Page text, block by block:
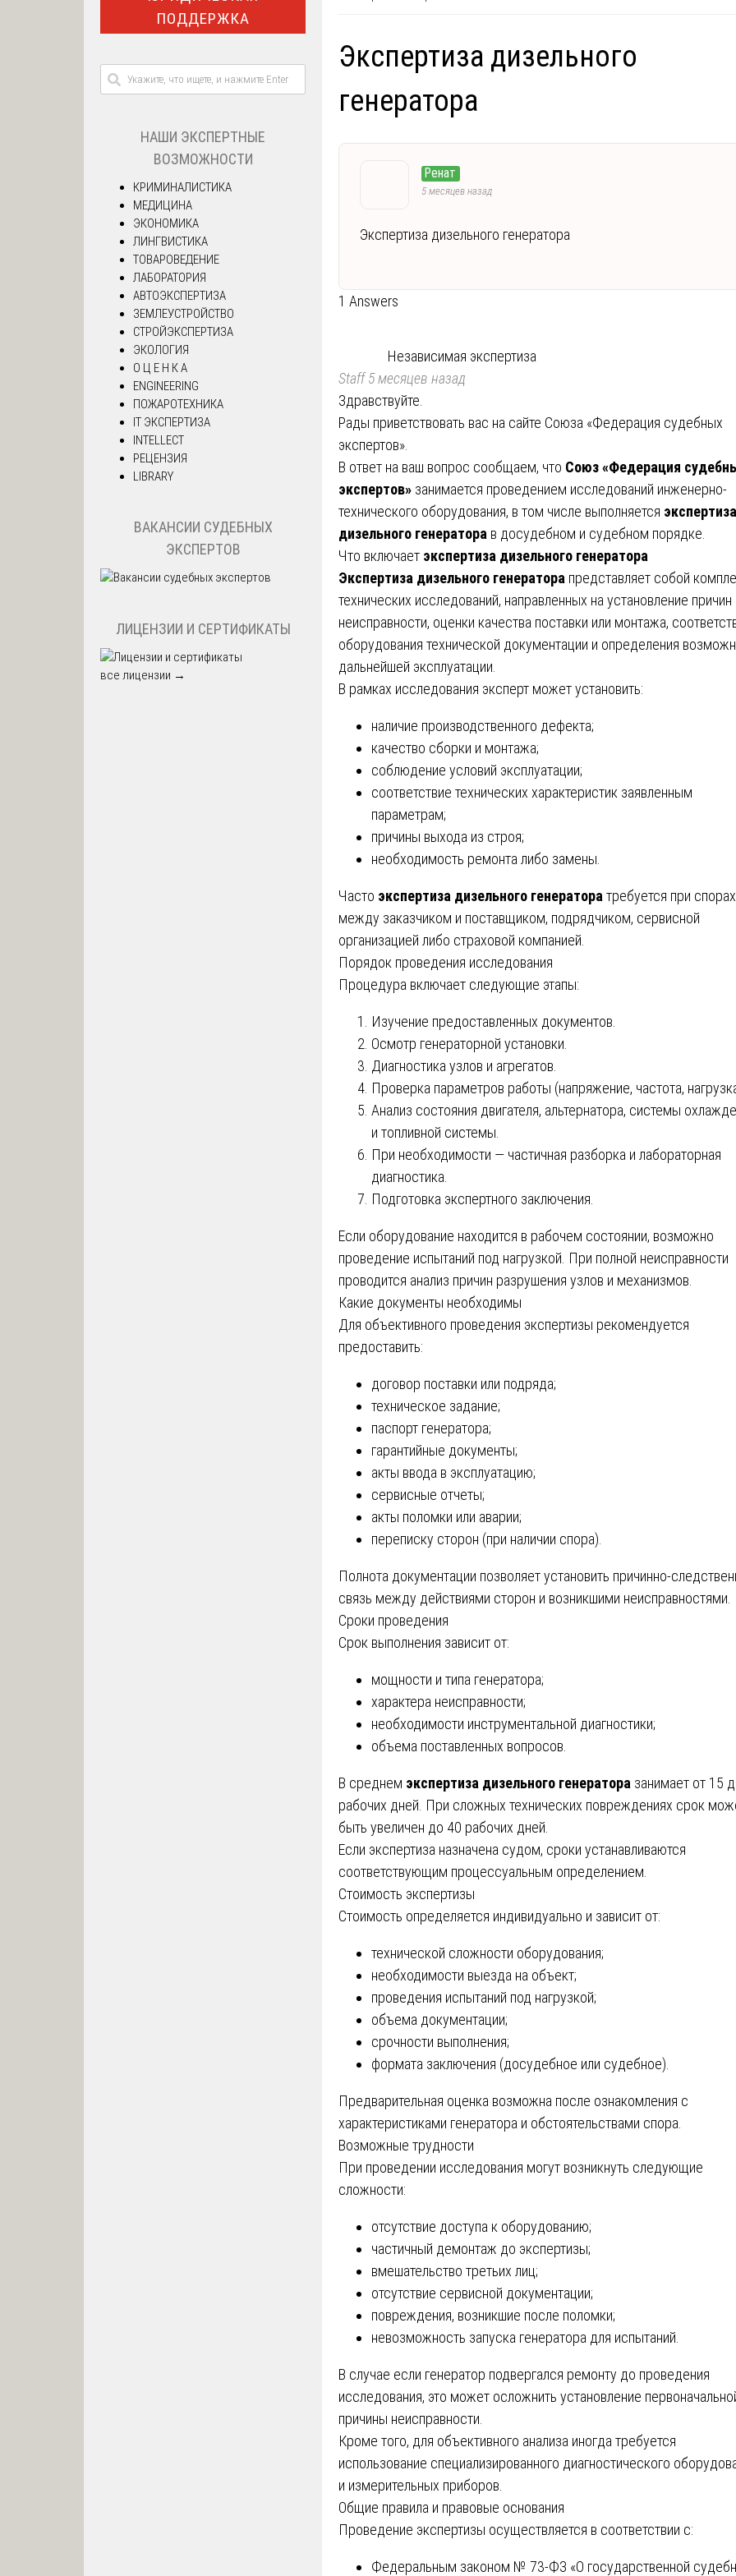
Экспертиза дизельного
генератора
Ренат
5 месяцев назад
Экспертиза дизельного генератора
1 Answers
Независимая экспертиза
Staff5 месяцев назад
Здравствуйте.
Рады приветствовать вас на сайте Союза «Федерация судебных
экспертов».
В ответ на ваш вопрос сообщаем, что Союз «Федерация
экспертов» занимается проведением исследований инженерно-
технического оборудования, в том числе выполняется экспертиза
дизельного генератора в досудебном и судебном порядке.
Что включает экспертиза дизельного генератора
Экспертиза дизельного генератора представляет собой
технических исследований, направленных на установление причин
неисправности, оценки качества поставки или монтажа,
оборудования технической документации и определения
дальнейшей эксплуатации.
В рамках исследования эксперт может установить:
наличие производственного дефекта;
качество сборки и монтажа;
соблюдение условий эксплуатации;
соответствие технических характеристик заявленным
параметрам;
причины выхода из строя;
необходимость ремонта либо замены.
Часто экспертиза дизельного генератора требуется при спорах
между заказчиком и поставщиком, подрядчиком, сервисной
организацией либо страховой компанией.
Порядок проведения исследования
Процедура включает следующие этапы:
Изучение предоставленных документов.
Осмотр генераторной установки.
Диагностика узлов и агрегатов.
Проверка параметров работы (напряжение, частота,
Анализ состояния двигателя, альтернатора, системы
и топливной системы.
При необходимости — частичная разборка и лабораторная
диагностика.
Подготовка экспертного заключения.
Если оборудование находится в рабочем состоянии, возможно
проведение испытаний под нагрузкой. При полной неисправности
проводится анализ причин разрушения узлов и механизмов.
Какие документы необходимы
Для объективного проведения экспертизы рекомендуется
предоставить:
договор поставки или подряда;
техническое задание;
паспорт генератора;
гарантийные документы;
акты ввода в эксплуатацию;
сервисные отчеты;
акты поломки или аварии;
переписку сторон (при наличии спора).
Полнота документации позволяет установить причинно-
связь между действиями сторон и возникшими неисправностями.
Сроки проведения
Срок выполнения зависит от:
мощности и типа генератора;
характера неисправности;
необходимости инструментальной диагностики;
объема поставленных вопросов.
В среднем экспертиза дизельного генератора занимает от 15
рабочих дней. При сложных технических повреждениях срок
быть увеличен до 40 рабочих дней.
Если экспертиза назначена судом, сроки устанавливаются
соответствующим процессуальным определением.
Стоимость экспертизы
Стоимость определяется индивидуально и зависит от:
технической сложности оборудования;
необходимости выезда на объект;
проведения испытаний под нагрузкой;
объема документации;
срочности выполнения;
формата заключения (досудебное или судебное).
Предварительная оценка возможна после ознакомления с
характеристиками генератора и обстоятельствами спора.
Возможные трудности
При проведении исследования могут возникнуть следующие
сложности:
отсутствие доступа к оборудованию;
частичный демонтаж до экспертизы;
вмешательство третьих лиц;
отсутствие сервисной документации;
повреждения, возникшие после поломки;
невозможность запуска генератора для испытаний.
В случае если генератор подвергался ремонту до проведения
исследования, это может осложнить установление
причины неисправности.
Кроме того, для объективного анализа иногда требуется
использование специализированного диагностического
и измерительных приборов.
Общие правила и правовые основания
Проведение экспертизы осуществляется в соответствии с:
Федеральным законом № 73-ФЗ «О государственной
ПОДДЕРЖКА
НАШИ ЭКСПЕРТНЫЕ
ВОЗМОЖНОСТИ
КРИМИНАЛИСТИКА
МЕДИЦИНА
ЭКОНОМИКА
ЛИНГВИСТИКА
ТОВАРОВЕДЕНИЕ
ЛАБОРАТОРИЯ
АВТОЭКСПЕРТИЗА
ЗЕМЛЕУСТРОЙСТВО
СТРОЙЭКСПЕРТИЗА
ЭКОЛОГИЯ
О Ц Е Н К А
ENGINEERING
ПОЖАРОТЕХНИКА
IT ЭКСПЕРТИЗА
INTELLECT
РЕЦЕНЗИЯ
LIBRARY
ВАКАНСИИ СУДЕБНЫХ
ЭКСПЕРТОВ
ЛИЦЕНЗИИ И СЕРТИФИКАТЫ
все лицензии →